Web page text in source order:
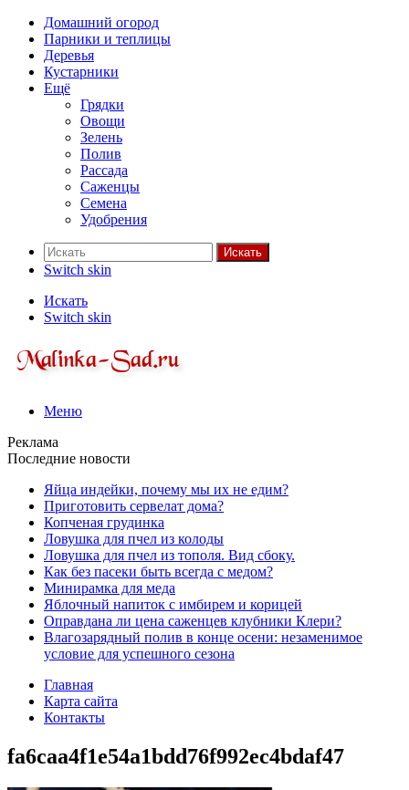
Домашний огород
Парники и теплицы
Деревья
Кустарники
Ещё
Грядки
Овощи
Зелень
Полив
Рассада
Саженцы
Семена
Удобрения
Искать
Switch skin
Искать
Switch skin
Меню
Реклама
Последние новости
Яйца индейки, почему мы их не едим?
Приготовить сервелат⁠⁠ дома?
Копченая грудинка
Ловушка для пчел из колоды
Ловушка для пчел из тополя. Вид сбоку.
Как без пасеки быть всегда с медом?
Минирамка для меда
Яблочный напиток с имбирем и корицей
Оправдана ли цена саженцев клубники Клери?
Влагозарядный полив в конце осени: незаменимое
условие для успешного сезона
Главная
Карта сайта
Контакты
fa6caa4f1e54a1bdd76f992ec4bdaf47